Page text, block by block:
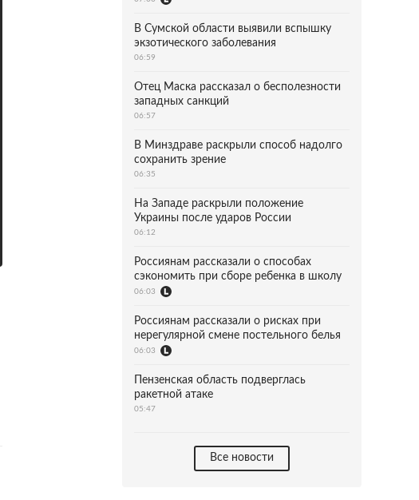
В Сумской области выявили вспышку
экзотического заболевания
06:59
Отец Маска рассказал о бесполезности
западных санкций
06:57
В Минздраве раскрыли способ надолго
сохранить зрение
06:35
На Западе раскрыли положение
Украины после ударов России
06:12
Россиянам рассказали о способах
сэкономить при сборе ребенка в школу
06:03
Россиянам рассказали о рисках при
нерегулярной смене постельного белья
06:03
Пензенская область подверглась
ракетной атаке
05:47
Все новости